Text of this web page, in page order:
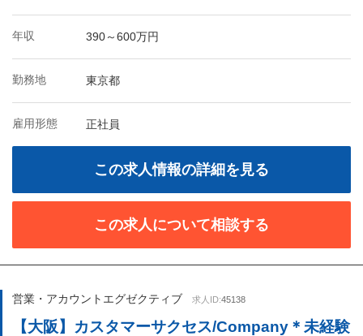
年収 390～600万円
勤務地 東京都
雇用形態 正社員
この求人情報の詳細を見る
この求人について相談する
営業・アカウントエグゼクティブ 求人ID:45138
【大阪】カスタマーサクセス/Company＊未経験